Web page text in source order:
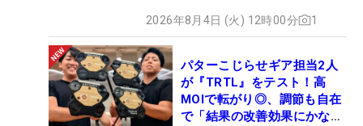
2026年8月4日 (火) 12時00分 1
パターこじらせギア担当2人
が『TRTL』をテスト！高
MOIで転がり◎、調節も自在
で「結果の改善効果にかなり